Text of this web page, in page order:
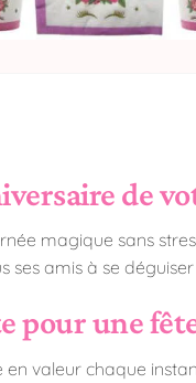
de
magique sans
ses amis à se
pour une
valeur chaque